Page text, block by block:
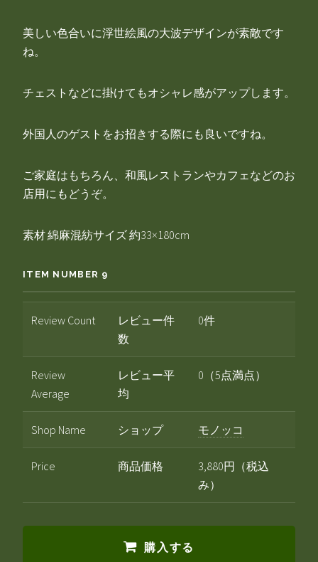
美しい色合いに浮世絵風の大波デザインが素敵です
ね。
チェストなどに掛けてもオシャレ感がアップします。
外国人のゲストをお招きする際にも良いですね。
ご家庭はもちろん、和風レストランやカフェなどのお
店用にもどうぞ。
素材 綿麻混紡サイズ 約33×180cm
ITEM NUMBER 9
Review Count
レビュー件
数
0件
Review
Average
レビュー平
均
0（5点満点）
Shop Name ショップ モノッコ
Price 商品価格
3,880円（税込
み）
購入する